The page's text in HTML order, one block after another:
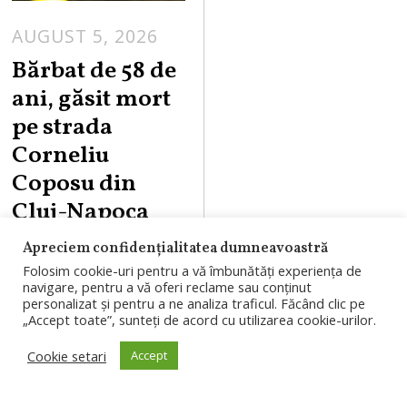
AUGUST 5, 2026
Bărbat de 58 de
ani, găsit mort
pe strada
Corneliu
Coposu din
Cluj-Napoca
Un bărbat în
vârstă de 58 de ani
a fost găsit în
inconștiență, marți
Apreciem confidențialitatea dumneavoastră
Folosim cookie-uri pentru a vă îmbunătăți experiența de
navigare, pentru a vă oferi reclame sau conținut
personalizat și pentru a ne analiza traficul. Făcând clic pe
„Accept toate”, sunteți de acord cu utilizarea cookie-urilor.
Cookie setari
Accept